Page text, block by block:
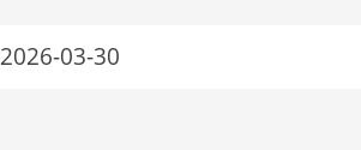
2026-03-30